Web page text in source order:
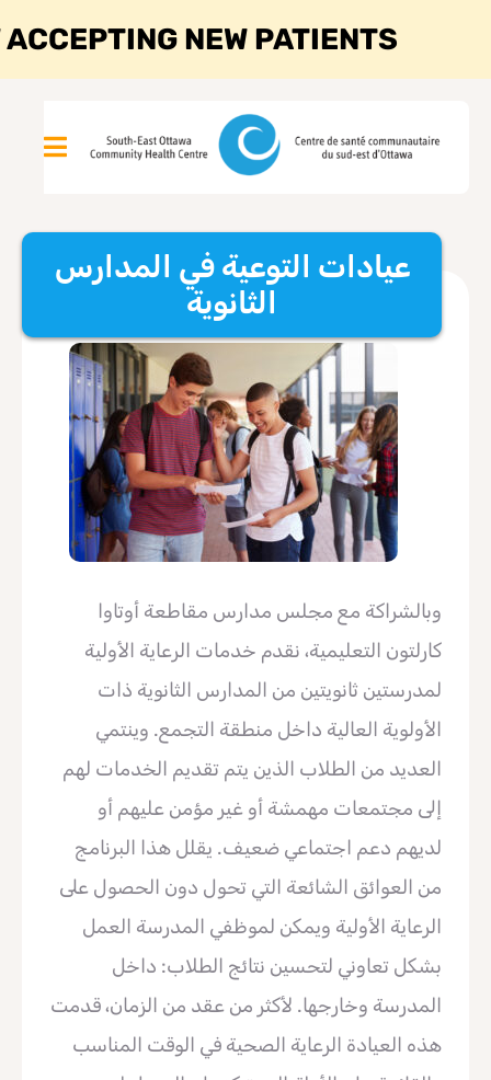
عيادات التوعية في المدارس
الثانوية
وبالشراكة مع مجلس مدارس مقاطعة أوتاوا
كارلتون التعليمية، نقدم خدمات الرعاية الأولية
لمدرستين ثانويتين من المدارس الثانوية ذات
الأولوية العالية داخل منطقة التجمع. وينتمي
العديد من الطلاب الذين يتم تقديم الخدمات لهم
إلى مجتمعات مهمشة أو غير مؤمن عليهم أو
لديهم دعم اجتماعي ضعيف. يقلل هذا البرنامج
من العوائق الشائعة التي تحول دون الحصول على
الرعاية الأولية ويمكن لموظفي المدرسة العمل
بشكل تعاوني لتحسين نتائج الطلاب: داخل
المدرسة وخارجها. لأكثر من عقد من الزمان، قدمت
هذه العيادة الرعاية الصحية في الوقت المناسب
ACCEPTING NEW PATIENTS